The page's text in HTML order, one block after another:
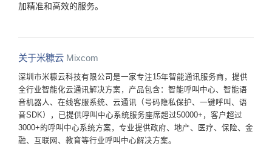
加精准和高效的服务。
关于米糠云 Mixcom
深圳市米糠云科技有限公司是一家专注15年智能通讯服务商，提供
全行业智能化云通讯解决方案，产品包含：智能呼叫中心、智能语
音机器人、在线客服系统、云通讯（号码隐私保护、一键呼叫、语
音SDK），已提供呼叫中心系统服务座席超过50000+，客户超过
3000+的呼叫中心系统方案，专业提供政府、地产、医疗、保险、金
融、互联网、教育等行业呼叫中心解决方案。